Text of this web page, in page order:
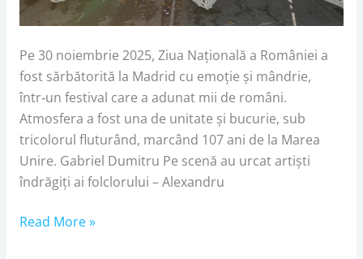
Pe 30 noiembrie 2025, Ziua Națională a României a
fost sărbătorită la Madrid cu emoție și mândrie,
într‑un festival care a adunat mii de români.
Atmosfera a fost una de unitate și bucurie, sub
tricolorul fluturând, marcând 107 ani de la Marea
Unire. Gabriel Dumitru Pe scenă au urcat artiști
îndrăgiți ai folclorului – Alexandru
Read More »